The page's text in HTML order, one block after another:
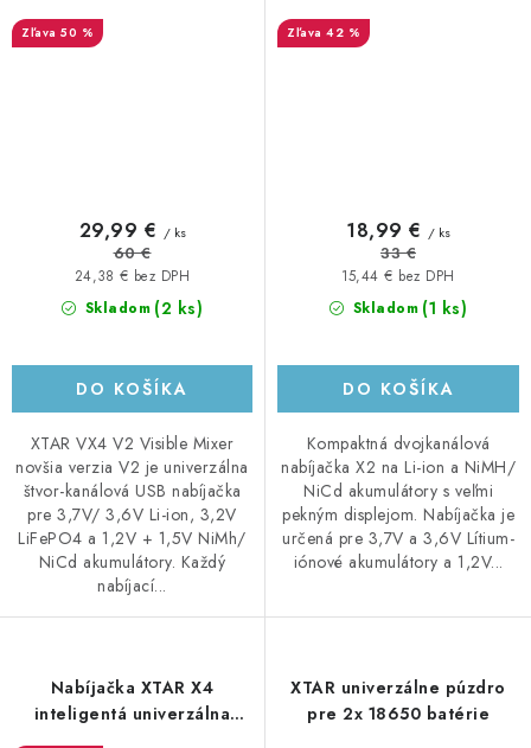
akumulátory
50 %
Skladom (2 ks)
24,38 € bez DPH
29,99 € / ks
60 €
DO KOŠÍKA
XTAR VX4 V2 Visible Mixer
novšia verzia V2 je univerzálna
štvor-kanálová USB nabíjačka
pre 3,7V/ 3,6V Li-ion, 3,2V
LiFePO4 a 1,2V + 1,5V NiMh/
NiCd akumulátory. Každý
nabíjací...
42 %
Skladom (1 ks)
15,44 € bez DPH
18,99 € / ks
33 €
DO KOŠÍKA
Kompaktná dvojkanálová
nabíjačka X2 na Li-ion a NiMH/
NiCd akumulátory s veľmi
pekným displejom. Nabíjačka je
určená pre 3,7V a 3,6V Lítium-
iónové akumulátory a 1,2V...
Nabíjačka XTAR X4
inteligentá univerzálna
XTAR univerzálne púzdro
pre 2x 18650 batérie